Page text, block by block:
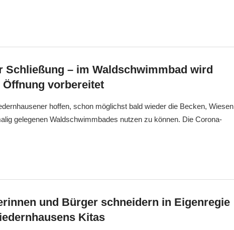
Schließung – im Waldschwimmbad wird
vorbereitet
hoffen, schon möglichst bald wieder die Becken, Wiesen
gelegenen Waldschwimmbades nutzen zu können. Die Corona-
und Bürger schneidern in Eigenregie
Kitas